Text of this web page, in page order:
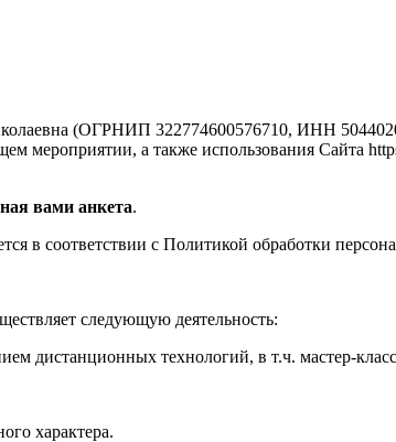
(ОГРНИП 322774600576710, ИНН
мероприятии, а также использования Сайта
вами анкета.
в соответствии с Политикой обработки
следующую деятельность:
дистанционных технологий, в т.ч. мастер-
характера.